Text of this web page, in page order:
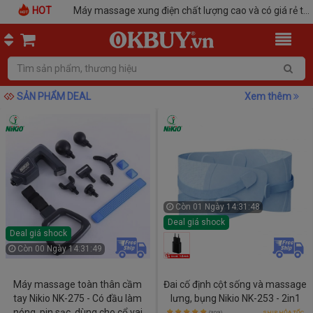
HOT
Máy massage xung điện chất lượng cao và có giá rẻ tại OKBUY Xả Kho - Máy Massage Cầm Tay Toàn Thân
SẢN PHẨM DEAL Xem thêm
Deal giá shock
Còn 00 Ngày 14:31:48
Máy massage toàn thân cầm
tay Nikio NK-275 - Có đầu làm
Deal giá shock
Còn 01 Ngày 14:31:47
Đai cố định cột sống và massage
lưng, bụng Nikio NK-253 - 2in1